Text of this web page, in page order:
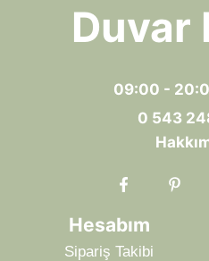
Duvar
09:00 -
0 543
Hesabım
Sipariş Takibi